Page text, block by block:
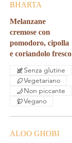
BHARTA
Melanzane
cremose con
pomodoro, cipolla
e coriandolo fresco
Senza glutine
Vegetariano
Non piccante
Vegano
ALOO GHOBI